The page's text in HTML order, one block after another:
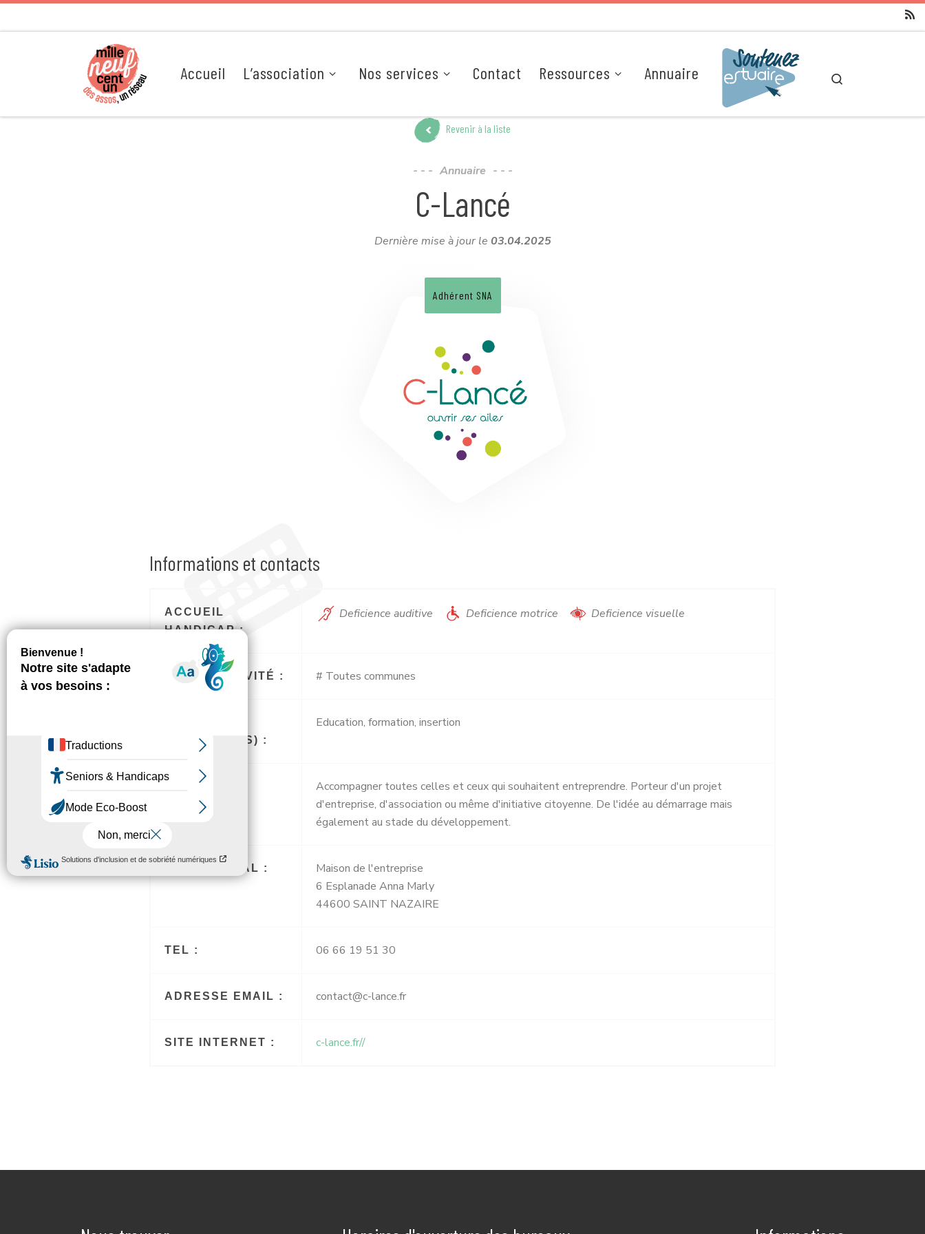
Accueil L’association Nos services Contact Ressources Annuaire
Revenir à la liste
Annuaire
C-Lancé
Dernière mise à jour le 03.04.2025
Adhérent SNA
Informations et contacts
ACCUEIL
HANDICAP :
Deficience auditive Deficience motrice Deficience visuelle
LIEU D'ACTIVITÉ : # Toutes communes
D’ACTIVITÉ(S) :
Education, formation, insertion
OBJET :
Accompagner toutes celles et ceux qui souhaitent entreprendre. Porteur d'un projet
d'entreprise, d'association ou même d'initiative citoyenne. De l'idée au démarrage mais
également au stade du développement.
SIÈGE SOCIAL :
Maison de l'entreprise
6 Esplanade Anna Marly
44600 SAINT NAZAIRE
TEL : 06 66 19 51 30
ADRESSE EMAIL : contact@c-lance.fr
SITE INTERNET : c-lance.fr//